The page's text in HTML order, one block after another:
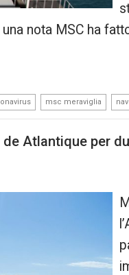
nota MSC ha
msc meraviglia
Atlantique per